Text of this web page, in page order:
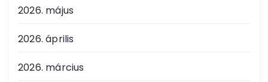
2026. május
2026. április
2026. március